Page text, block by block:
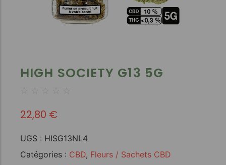
HIGH SOCIETY G13 5G
☆ ☆ ☆ ☆ ☆
22,80 €
UGS : HISG13NL4
Catégories : CBD, Fleurs / Sachets CBD